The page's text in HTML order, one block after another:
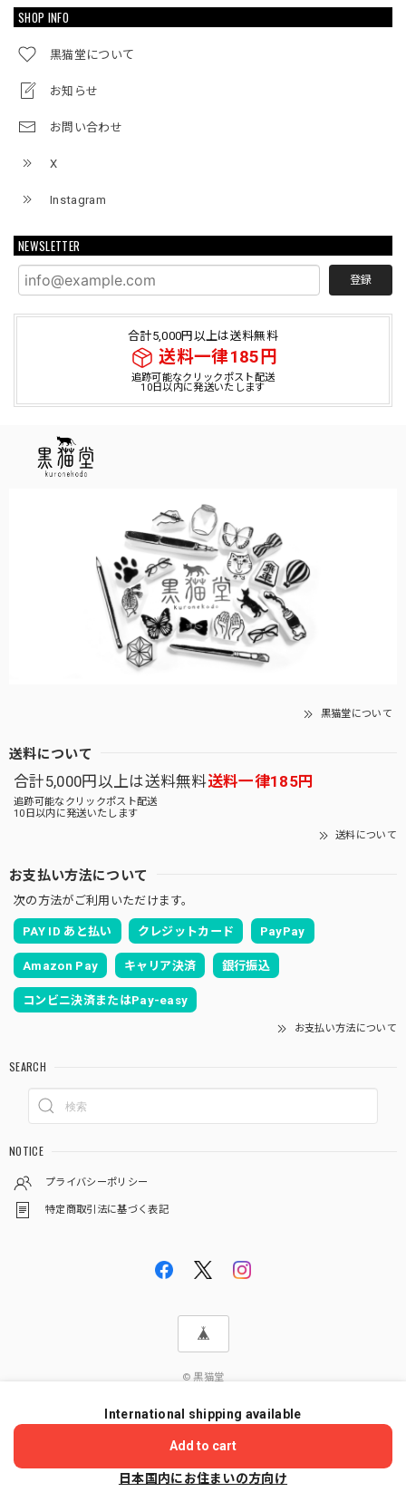
SHOP INFO
黒猫堂について
お知らせ
お問い合わせ
X
Instagram
NEWSLETTER
登録
合計5,000円以上は送料無料
送料一律185円
追跡可能なクリックポスト配送
10日以内に発送いたします
黒猫堂について
送料について
合計5,000円以上は送料無料送料一律185円
追跡可能なクリックポスト配送
10日以内に発送いたします
送料について
お支払い方法について
次の方法がご利用いただけます。
PAY ID あと払い クレジットカード PayPay
Amazon Pay キャリア決済 銀行振込
コンビニ決済またはPay-easy
お支払い方法について
SEARCH
NOTICE
プライバシーポリシー
特定商取引法に基づく表記
© 黒猫堂
International shipping available
Add to cart
日本国内にお住まいの方向け
ショップに質問する